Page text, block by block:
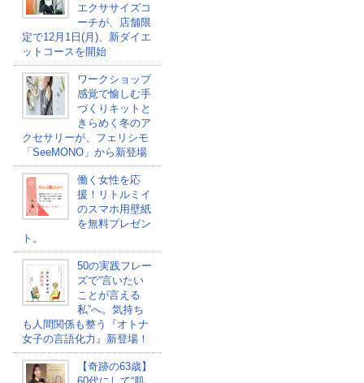
エクササイズコ
ーチが、店舗限
定で12月1日(月)、新ダイエ
ットコースを開始
ワークショップ
感覚で愉しむ手
づくりキットと
きらめく冬のア
クセサリーが、フェリシモ
「SeeMONO」から新登場
働く女性を応
援！リトルミイ
のスマホ用壁紙
を無料プレゼン
ト。
50の実践フレー
ズで“言いたい
ことが言える
私”へ。気持ち
も人間関係も整う『オトナ
女子の言語化力』新登場！
【奇跡の63歳】